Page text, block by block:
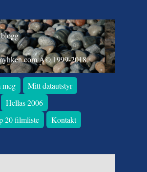
Â© 1999-2018
Mitt datautstyr
Hellas 2006
20 filmliste
Kontakt